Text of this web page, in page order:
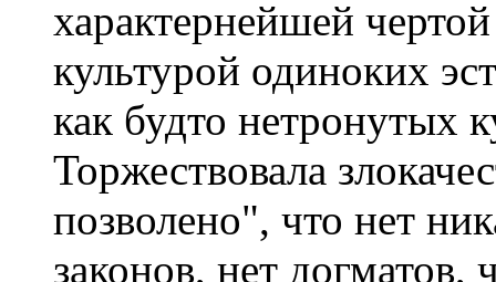
характернейшей
культурой одиноких
как будто нетронутых
Торжествовала
позволено", что нет
законов, нет догматов,